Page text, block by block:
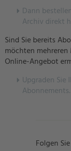
Dann
Archiv direkt
Sind Sie bereits
möchten
Online-Angebot
Upgraden Sie
Abonnements.
Folgen